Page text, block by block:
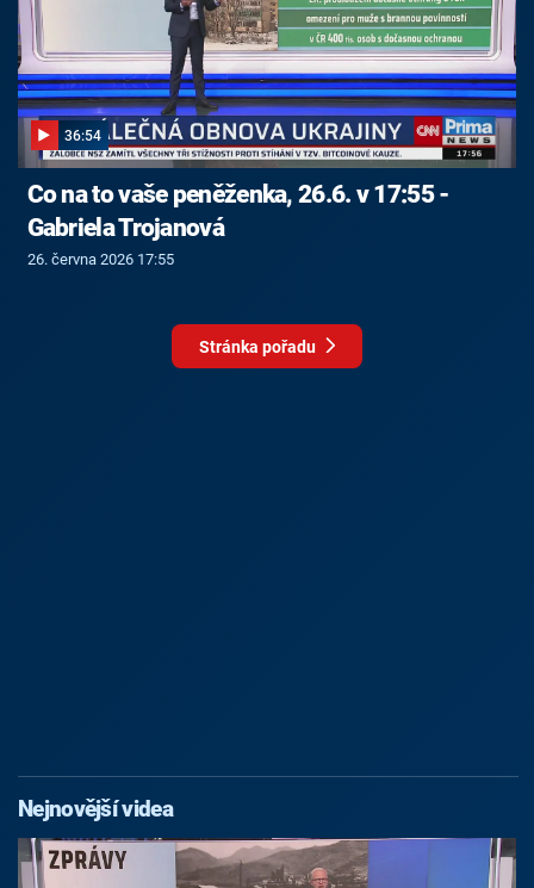
36:54
Co na to vaše peněženka, 26.6. v 17:55 -
Gabriela Trojanová
26. června 2026 17:55
Stránka pořadu
Nejnovější videa